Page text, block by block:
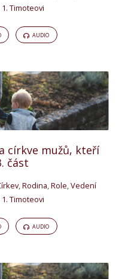
1. Timoteovi
AUDIO
církve mužů, kteří
část
,Rodina,Role,Vedení
1. Timoteovi
AUDIO